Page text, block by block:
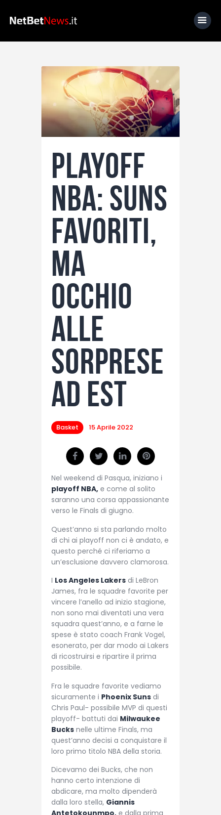
News
Calcio
Basket
Lo Sapevi Che
Fantacalcio
I consigli di Giulia
Serie A
Playoff
NBA: Suns
favoriti,
ma
occhio
alle
sorprese
ad Est
Basket 15 Aprile 2022
Nel weekend di Pasqua, iniziano i
playoff NBA, e come al solito
saranno una corsa appassionante
verso le Finals di giugno.
Quest’anno si sta parlando molto
di chi ai playoff non ci è andato, e
questo perché ci riferiamo a
un’esclusione davvero clamorosa.
I Los Angeles Lakers di LeBron
James, fra le squadre favorite per
vincere l’anello ad inizio stagione,
non sono mai diventati una vera
squadra quest’anno, e a farne le
spese è stato coach Frank Vogel,
esonerato, per dar modo ai Lakers
di ricostruirsi e ripartire il prima
possibile.
Fra le squadre favorite vediamo
sicuramente i Phoenix Suns di
Chris Paul- possibile MVP di questi
playoff- battuti dai Milwaukee
Bucks nelle ultime Finals, ma
quest’anno decisi a conquistare il
loro primo titolo NBA della storia.
Dicevamo dei Bucks, che non
hanno certo intenzione di
abdicare, ma molto dipenderà
dalla loro stella, Giannis
Antetokounmpo, e dalla prima